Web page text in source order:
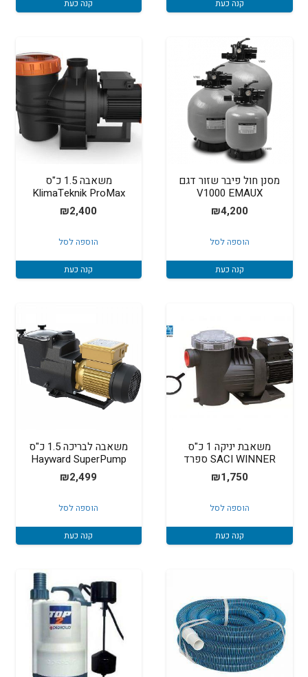
קנה כעת קנה כעת
מסנן חול פיבר שזור דגם
V1000 EMAUX
₪4,200
הוספה לסל
קנה כעת
משאבה 1.5 כ"ס
KlimaTeknik ProMax
₪2,400
הוספה לסל
קנה כעת
משאבת יניקה 1 כ"ס
SACI WINNER ספרד
₪1,750
הוספה לסל
קנה כעת
משאבה לבריכה 1.5 כ"ס
Hayward SuperPump
₪2,499
הוספה לסל
קנה כעת